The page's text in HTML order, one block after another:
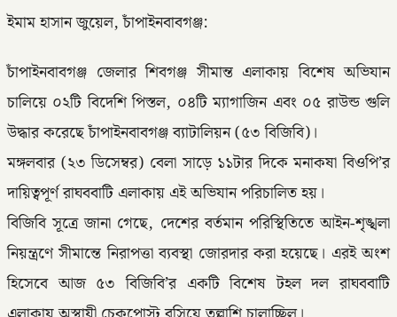
ইমাম হাসান জুয়েল, চাঁপাইনবাবগঞ্জ:
চাঁপাইনবাবগঞ্জ জেলার শিবগঞ্জ সীমান্ত এলাকায় বিশেষ অভিযান
চালিয়ে ০২টি বিদেশি পিস্তল, ০৪টি ম্যাগাজিন এবং ০৫ রাউন্ড গুলি
উদ্ধার করেছে চাঁপাইনবাবগঞ্জ ব্যাটালিয়ন (৫৩ বিজিবি)।
মঙ্গলবার (২৩ ডিসেম্বর) বেলা সাড়ে ১১টার দিকে মনাকষা বিওপি’র
দায়িত্বপূর্ণ রাঘববাটি এলাকায় এই অভিযান পরিচালিত হয়।
বিজিবি সূত্রে জানা গেছে, দেশের বর্তমান পরিস্থিতিতে আইন-শৃঙ্খলা
নিয়ন্ত্রণে সীমান্তে নিরাপত্তা ব্যবস্থা জোরদার করা হয়েছে। এরই অংশ
হিসেবে আজ ৫৩ বিজিবি’র একটি বিশেষ টহল দল রাঘববাটি